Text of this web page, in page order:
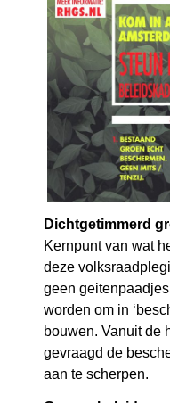
Dichtgetimmerd
Kernpunt van wat
deze
geen
worden om in
bouwen. Vanuit de
gevraagd de
aan te scherpen.